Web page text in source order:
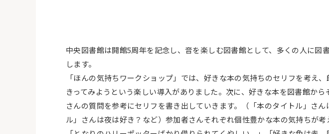
中央図書館は開館5周年を記念し、音を楽しむ図書館として、多くの人に図
します。
「ほんの気持ちワークショップ」では、好きな本の気持ちのセリフを考え
きってみようという楽しい導入がありました。次に、好きな本を図書館か
さんの質問を参考にセリフを書き出していきます。（「本のタイトル」さ
ル」さんは夜は好き？など）参加者さんそれぞれ個性豊かな本の気持ちが考